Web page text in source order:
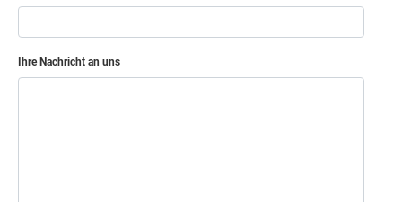
Ihre Nachricht an uns